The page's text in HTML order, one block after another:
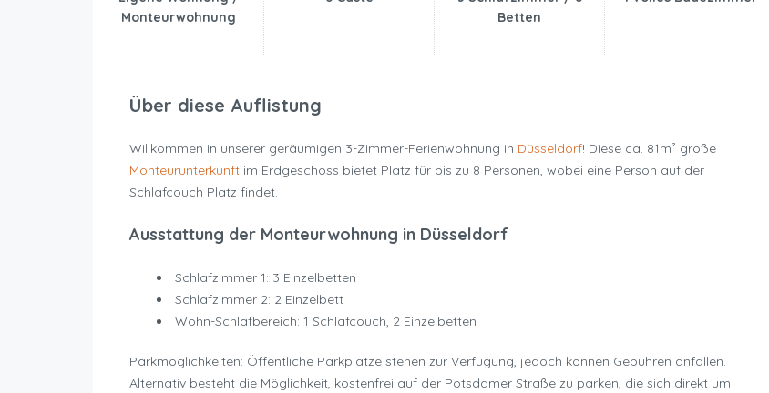
Monteurwohnung
Betten
Über diese Auflistung
Willkommen in unserer geräumigen 3-Zimmer-Ferienwohnung in Düsseldorf! Diese ca. 81m² große
Monteurunterkunft im Erdgeschoss bietet Platz für bis zu 8 Personen, wobei eine Person auf der
Schlafcouch Platz findet.
Ausstattung der Monteurwohnung in Düsseldorf
Schlafzimmer 1: 3 Einzelbetten
Schlafzimmer 2: 2 Einzelbett
Wohn-Schlafbereich: 1 Schlafcouch, 2 Einzelbetten
Parkmöglichkeiten: Öffentliche Parkplätze stehen zur Verfügung, jedoch können Gebühren anfallen.
Alternativ besteht die Möglichkeit, kostenfrei auf der Potsdamer Straße zu parken, die sich direkt um